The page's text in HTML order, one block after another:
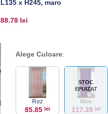
L135 x H245, maro
88.78 lei
Alege Culoare:
Roz
85.85 lei
Mov
117.39 lei
STOC
EPUIZAT